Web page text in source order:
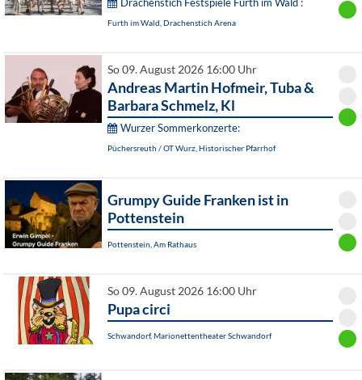
Furth im Wald, Drachenstich Arena
So 09. August 2026 16:00 Uhr
Andreas Martin Hofmeir, Tuba &
Barbara Schmelz, Kl
Wurzer Sommerkonzerte:
Püchersreuth / OT Wurz, Historischer Pfarrhof
Grumpy Guide Franken ist in
Pottenstein
Pottenstein, Am Rathaus
So 09. August 2026 16:00 Uhr
Pupa circi
Schwandorf, Marionettentheater Schwandorf